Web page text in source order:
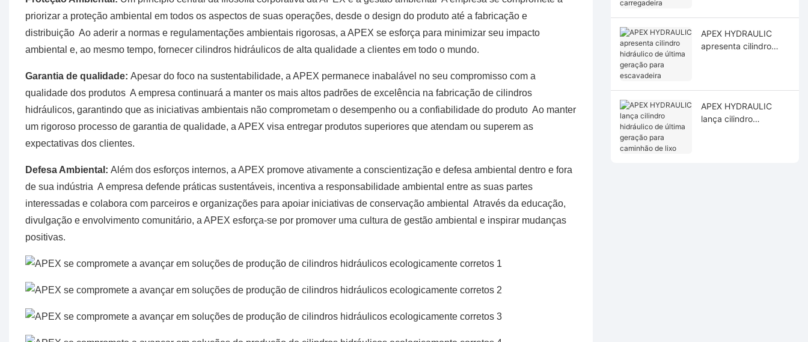
priorizar a proteção ambiental em todos os aspectos de suas operações, desde o design do produto até a fabricação e
distribuição Ao aderir a normas e regulamentações ambientais rigorosas, a APEX se esforça para minimizar seu impacto
ambiental e, ao mesmo tempo, fornecer cilindros hidráulicos de alta qualidade a clientes em todo o mundo.
Garantia de qualidade: Apesar do foco na sustentabilidade, a APEX permanece inabalável no seu compromisso com a
qualidade dos produtos A empresa continuará a manter os mais altos padrões de excelência na fabricação de cilindros
hidráulicos, garantindo que as iniciativas ambientais não comprometam o desempenho ou a confiabilidade do produto Ao manter
um rigoroso processo de garantia de qualidade, a APEX visa entregar produtos superiores que atendam ou superem as
expectativas dos clientes.
Defesa Ambiental: Além dos esforços internos, a APEX promove ativamente a conscientização e defesa ambiental dentro e fora
de sua indústria A empresa defende práticas sustentáveis, incentiva a responsabilidade ambiental entre as suas partes
interessadas e colabora com parceiros e organizações para apoiar iniciativas de conservação ambiental Através da educação,
divulgação e envolvimento comunitário, a APEX esforça-se por promover uma cultura de gestão ambiental e inspirar mudanças
positivas.
APEX HYDRAULIC
apresenta cilindro
APEX HYDRAULIC
lança cilindro